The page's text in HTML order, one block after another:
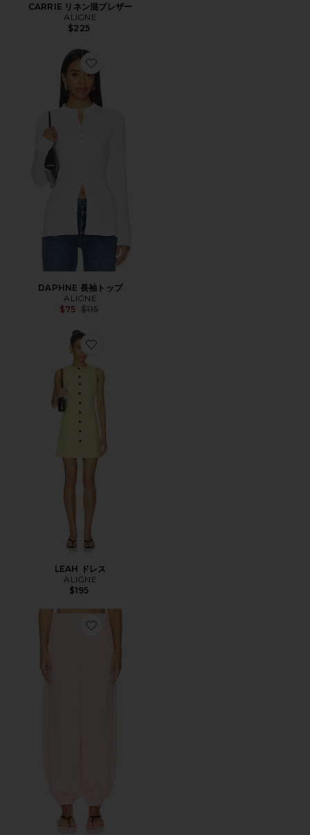
CARRIE リネン混ブレザー
ALIGNE
$225
Favorite DAPHNE 長袖トップ
DAPHNE 長袖トップ
ALIGNE
$75 Previous price:
$115
Favorite LEAH ドレス
LEAH ドレス
ALIGNE
$195
Favorite MERYL バルーントラウザー